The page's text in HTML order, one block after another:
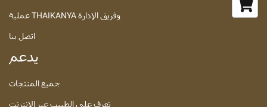
عملية THAIKANYA وفريق الإدارة
اتصل بنا
يدعم
جميع المنتجات
تعرف على الطبيب عبر الإنترنت